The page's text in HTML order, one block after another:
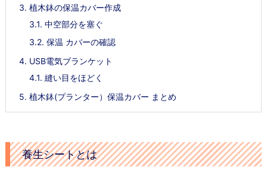
3. 植木鉢の保温カバー作成
3.1. 中空部分を塞ぐ
3.2. 保温 カバーの確認
4. USB電気ブランケット
4.1. 縫い目をほどく
5. 植木鉢(プランター）保温カバー まとめ
養生シートとは